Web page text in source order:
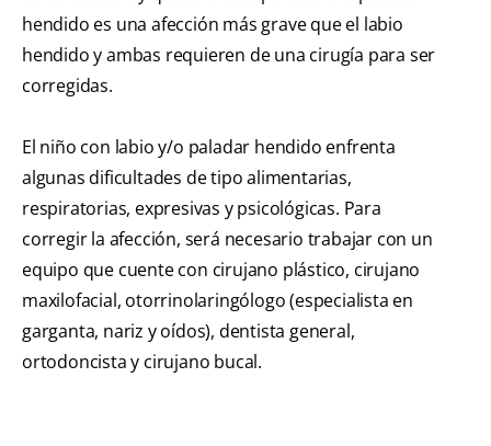
hendido es una afección más grave que el labio
hendido y ambas requieren de una cirugía para ser
corregidas.
El niño con labio y/o paladar hendido enfrenta
algunas dificultades de tipo alimentarias,
respiratorias, expresivas y psicológicas. Para
corregir la afección, será necesario trabajar con un
equipo que cuente con cirujano plástico, cirujano
maxilofacial, otorrinolaringólogo (especialista en
garganta, nariz y oídos), dentista general,
ortodoncista y cirujano bucal.